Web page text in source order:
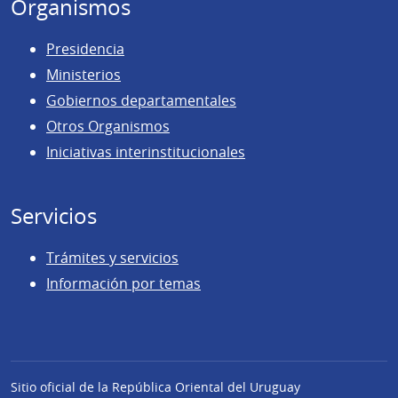
Organismos
Presidencia
Ministerios
Gobiernos departamentales
Otros Organismos
Iniciativas interinstitucionales
Servicios
Trámites y servicios
Información por temas
Sitio oficial de la República Oriental del Uruguay